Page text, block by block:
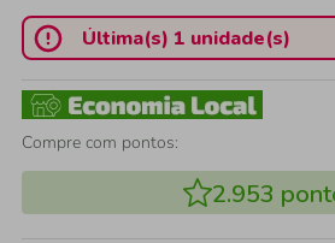
Última(s) 1 unidade(s)
Compre com pontos:
2.953